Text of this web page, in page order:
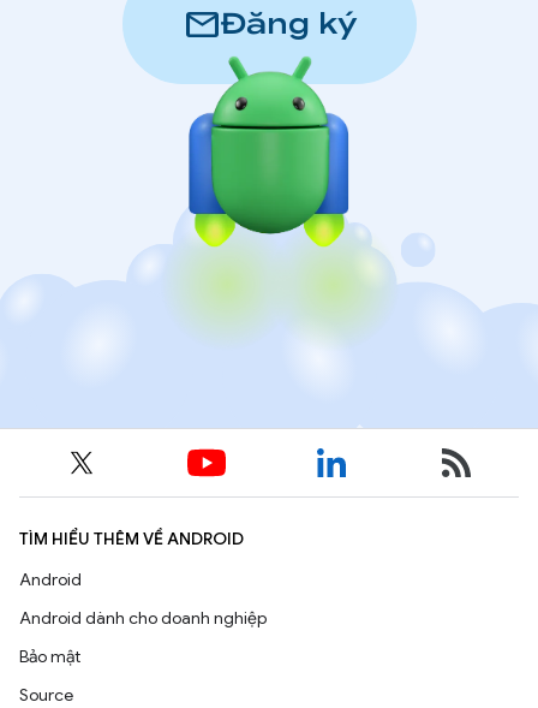
mailĐăng ký
TÌM HIỂU THÊM VỀ ANDROID
Android
Android dành cho doanh nghiệp
Bảo mật
Source